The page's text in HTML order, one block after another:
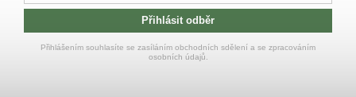
Přihlásit odběr
Přihlášením souhlasíte se zasíláním obchodních sdělení a se zpracováním
osobních údajů.